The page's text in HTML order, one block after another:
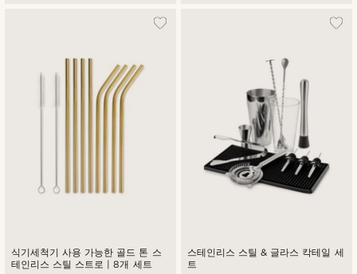
식기세척기 사용 가능한 골드 톤 스
테인리스 스틸 스트로 | 8개 세트
스테인리스 스틸 & 글라스 칵테일 세
트